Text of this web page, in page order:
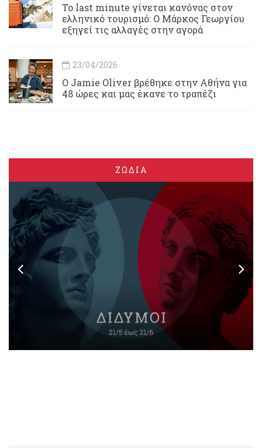
Το last minute γίνεται κανόνας στον
ελληνικό τουρισμό: Ο Μάρκος Γεωργίου
εξηγεί τις αλλαγές στην αγορά
23/04/2026
Ο Jamie Oliver βρέθηκε στην Αθήνα για
48 ώρες και μας έκανε το τραπέζι
ΖΩΔΙΑ